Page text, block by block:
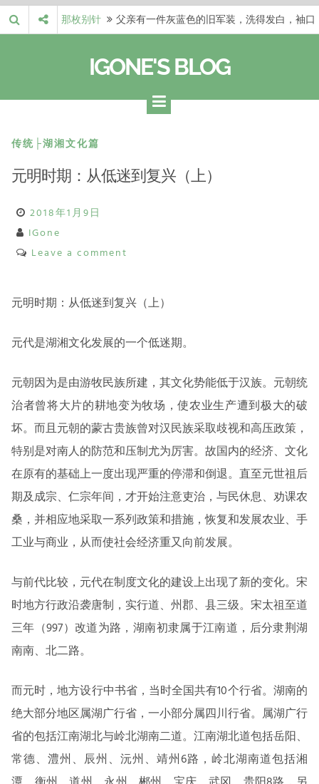
Skip
to
那枚别针
父亲有一件灰蓝色的旧军装，洗得发白，袖口
自己的生活和命…
梁冬 |…
梁冬：有一些人在某个阶段掌握了第一性原
理，完成了一次彻…
梁冬 |…
梁冬：总还有那么百分之一的人，既不努力，
IGONE'S BLOG
传统├湖湘文化篇
元明时期：从低迷到复兴（上）
2018年1月9日
IGone
Leave a comment
元明时期：从低迷到复兴（上）
元代是湖湘文化发展的一个低迷期。
元朝因为是由游牧民族所建，其文化势能低于汉族。元朝统
治者曾将大片的耕地变为牧场，使农业生产遭到极大的破
坏。而且元朝的蒙古贵族曾对汉民族采取歧视和高压政策，
特别是对南人的防范和压制尤为厉害。故国内的经济、文化
在原有的基础上一度出现严重的停滞和倒退。直至元世祖后
期及成宗、仁宗年间，才开始注意吏治，与民休息、劝课农
桑，并相应地采取一系列政策和措施，恢复和发展农业、手
工业与商业，从而使社会经济重又向前发展。
与前代比较，元代在制度文化的建设上出现了新的变化。宋
时地方行政沿袭唐制，实行道、州郡、县三级。宋太祖至道
三年（997）改道为路，湖南初隶属于江南道，后分隶荆湖
南南、北二路。
而元时，地方设行中书省，当时全国共有10个行省。湖南的
绝大部分地区属湖广行省，一小部分属四川行省。属湖广行
省的包括江南湖北与岭北湖南二道。江南湖北道包括岳阳、
常德、澧州、辰州、沅州、靖州6路，岭北湖南道包括湘